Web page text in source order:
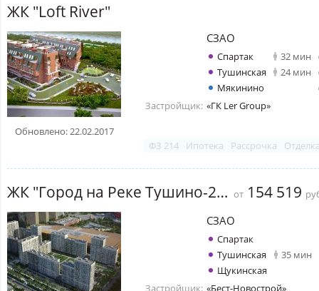
ЖК "Loft River"
Обновлено: 22.02.2017
СЗАО
Спартак
32 мин
Тушинская
24 мин
Мякинино
Застройщик: «ГК Ler Group»
ФЗ 214 Ипотека Рассрочка
ЖК "Город на Реке Тушино-2018" от 154 519
СЗАО
Спартак
Тушинская
35 мин
Щукинская
Застройщик: «Бест-Новострой»